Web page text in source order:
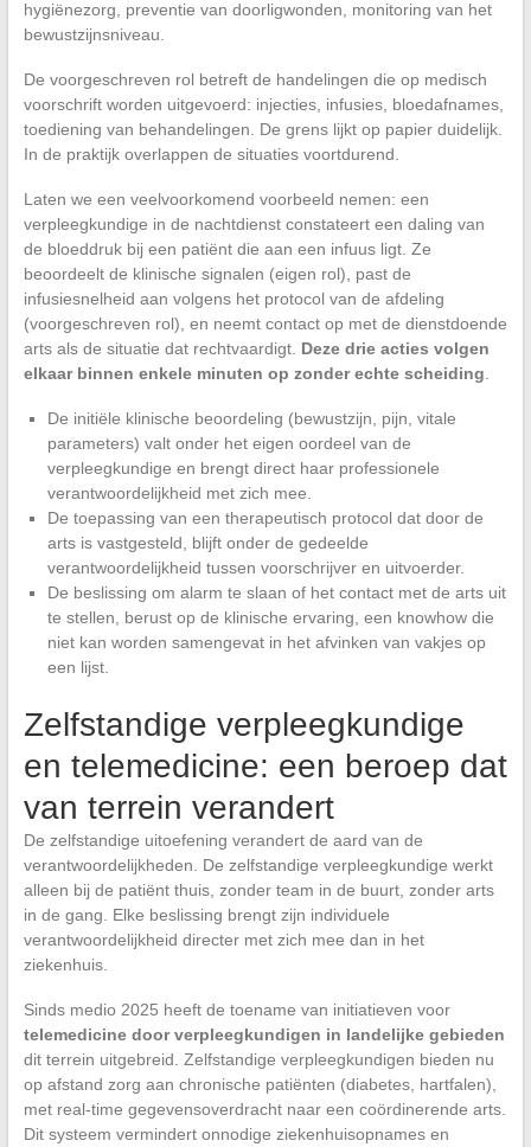
hygiënezorg, preventie van doorligwonden, monitoring van het
bewustzijnsniveau.
De voorgeschreven rol betreft de handelingen die op medisch
voorschrift worden uitgevoerd: injecties, infusies, bloedafnames,
toediening van behandelingen. De grens lijkt op papier duidelijk.
In de praktijk overlappen de situaties voortdurend.
Laten we een veelvoorkomend voorbeeld nemen: een
verpleegkundige in de nachtdienst constateert een daling van
de bloeddruk bij een patiënt die aan een infuus ligt. Ze
beoordeelt de klinische signalen (eigen rol), past de
infusiesnelheid aan volgens het protocol van de afdeling
(voorgeschreven rol), en neemt contact op met de dienstdoende
arts als de situatie dat rechtvaardigt. Deze drie acties volgen
elkaar binnen enkele minuten op zonder echte scheiding
De initiële klinische beoordeling (bewustzijn, pijn, vitale
parameters) valt onder het eigen oordeel van de
verpleegkundige en brengt direct haar professionele
verantwoordelijkheid met zich mee.
De toepassing van een therapeutisch protocol dat door de
arts is vastgesteld, blijft onder de gedeelde
verantwoordelijkheid tussen voorschrijver en uitvoerder.
De beslissing om alarm te slaan of het contact met de arts uit
te stellen, berust op de klinische ervaring, een knowhow die
niet kan worden samengevat in het afvinken van vakjes op
een lijst.
Zelfstandige verpleegkundige
en telemedicine: een beroep dat
van terrein verandert
De zelfstandige uitoefening verandert de aard van de
verantwoordelijkheden. De zelfstandige verpleegkundige werkt
alleen bij de patiënt thuis, zonder team in de buurt, zonder arts
in de gang. Elke beslissing brengt zijn individuele
verantwoordelijkheid directer met zich mee dan in het
ziekenhuis.
Sinds medio 2025 heeft de toename van initiatieven voor
telemedicine door verpleegkundigen in landelijke gebieden
dit terrein uitgebreid. Zelfstandige verpleegkundigen bieden nu
op afstand zorg aan chronische patiënten (diabetes, hartfalen),
met real-time gegevensoverdracht naar een coördinerende arts.
Dit systeem vermindert onnodige ziekenhuisopnames en